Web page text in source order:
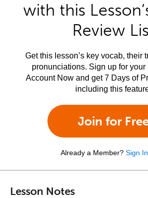
with this
Review
Get this lesson’s key vocab, their
pronunciations. Sign up for your
Account Now and get 7 Days of
including this
Join for
Already a Member? Sign
Lesson Notes